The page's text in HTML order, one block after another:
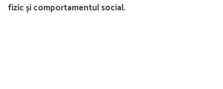
fizic și comportamentul social.